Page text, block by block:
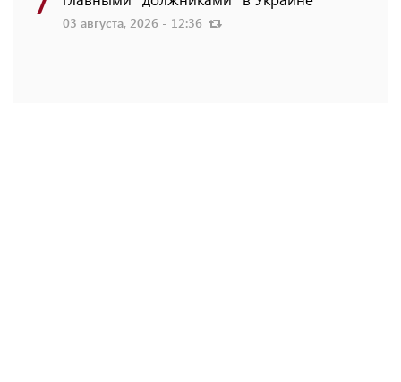
03 августа, 2026 - 12:36